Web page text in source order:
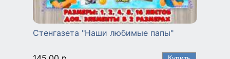
Стенгазета "Наши любимые папы"